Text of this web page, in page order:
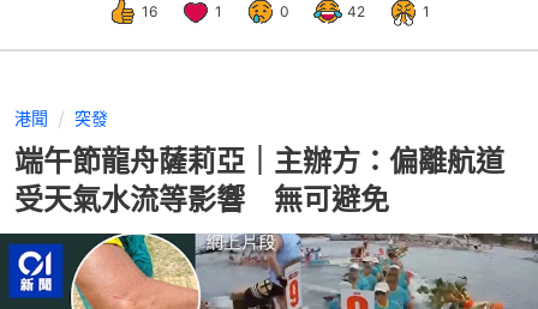
16 1 0 42 1
港聞 突發
端午節龍舟薩莉亞｜主辦方：偏離航道
受天氣水流等影響 無可避免